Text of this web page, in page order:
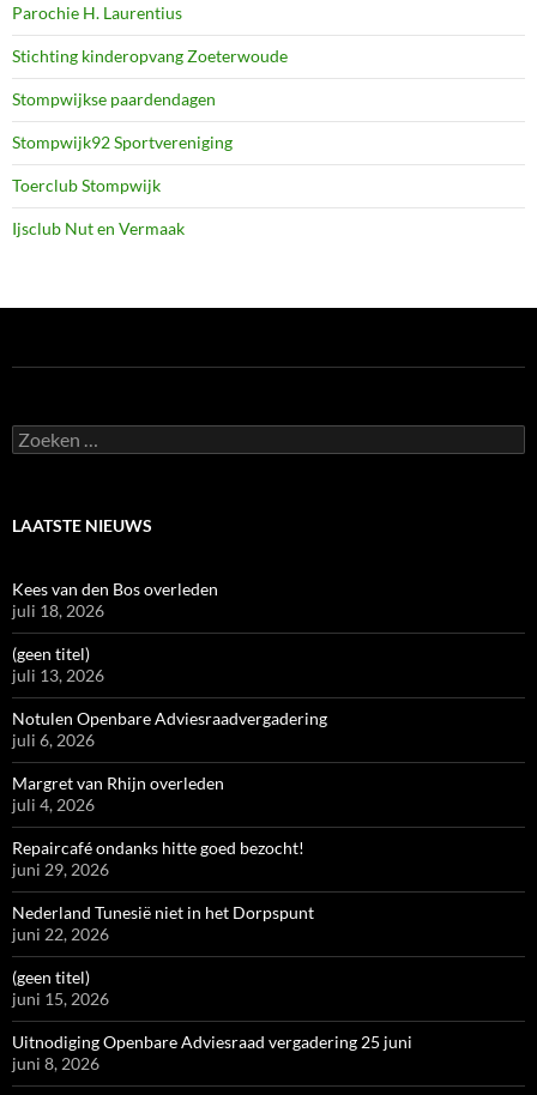
Parochie H. Laurentius
Stichting kinderopvang Zoeterwoude
Stompwijkse paardendagen
Stompwijk92 Sportvereniging
Toerclub Stompwijk
Ijsclub Nut en Vermaak
Zoeken
naar:
LAATSTE NIEUWS
Kees van den Bos overleden
juli 18, 2026
(geen titel)
juli 13, 2026
Notulen Openbare Adviesraadvergadering
juli 6, 2026
Margret van Rhijn overleden
juli 4, 2026
Repaircafé ondanks hitte goed bezocht!
juni 29, 2026
Nederland Tunesië niet in het Dorpspunt
juni 22, 2026
(geen titel)
juni 15, 2026
Uitnodiging Openbare Adviesraad vergadering 25 juni
juni 8, 2026